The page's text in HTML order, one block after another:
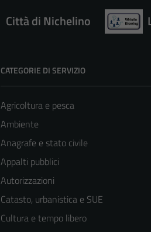
Città di Nichelino
CATEGORIE DI SERVIZIO
Agricoltura e pesca
Ambiente
Anagrafe e stato civile
Appalti pubblici
Autorizzazioni
Catasto, urbanistica e SUE
Cultura e tempo libero